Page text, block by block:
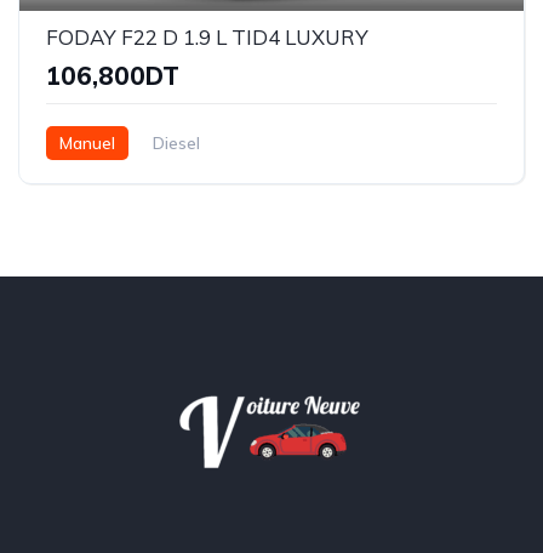
FODAY F22 D 1.9 L TID4 LUXURY
106,800DT
Manuel Diesel